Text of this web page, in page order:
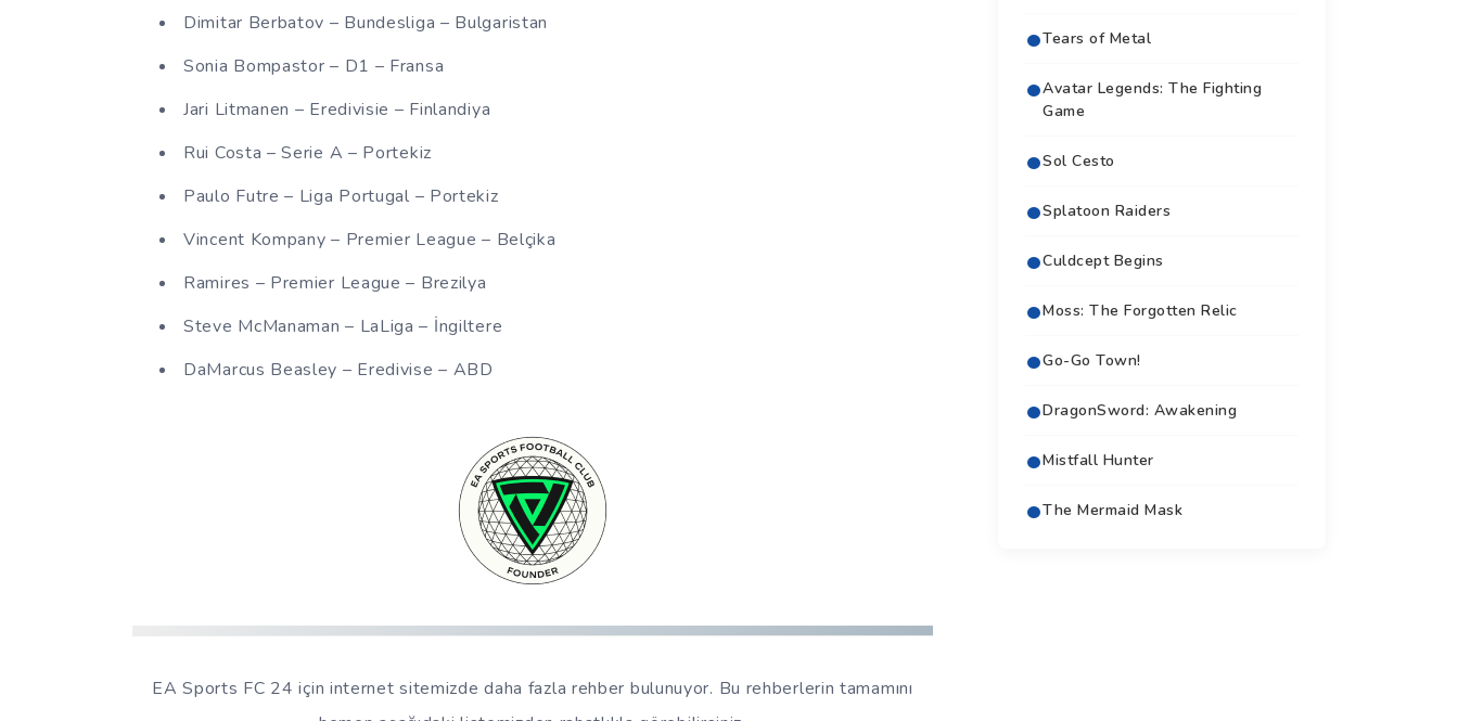
Dimitar Berbatov – Bundesliga – Bulgaristan
Sonia Bompastor – D1 – Fransa
Jari Litmanen – Eredivisie – Finlandiya
Rui Costa – Serie A – Portekiz
Paulo Futre – Liga Portugal – Portekiz
Vincent Kompany – Premier League – Belçika
Ramires – Premier League – Brezilya
Steve McManaman – LaLiga – İngiltere
DaMarcus Beasley – Eredivise – ABD
EA Sports FC 24 için internet sitemizde daha fazla rehber bulunuyor. Bu rehberlerin tamamını
Tears of Metal
Avatar Legends: The Fighting
Game
Sol Cesto
Splatoon Raiders
Culdcept Begins
Moss: The Forgotten Relic
Go-Go Town!
DragonSword: Awakening
Mistfall Hunter
The Mermaid Mask